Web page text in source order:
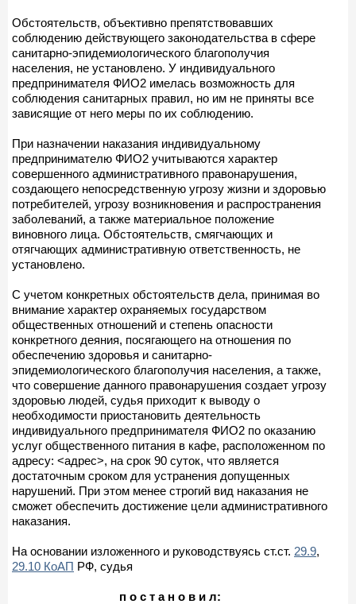
Обстоятельств, объективно препятствовавших
соблюдению действующего законодательства в сфере
санитарно-эпидемиологического благополучия
населения, не установлено. У индивидуального
предпринимателя ФИО2 имелась возможность для
соблюдения санитарных правил, но им не приняты все
зависящие от него меры по их соблюдению.
При назначении наказания индивидуальному
предпринимателю ФИО2 учитываются характер
совершенного административного правонарушения,
создающего непосредственную угрозу жизни и здоровью
потребителей, угрозу возникновения и распространения
заболеваний, а также материальное положение
виновного лица. Обстоятельств, смягчающих и
отягчающих административную ответственность, не
установлено.
С учетом конкретных обстоятельств дела, принимая во
внимание характер охраняемых государством
общественных отношений и степень опасности
конкретного деяния, посягающего на отношения по
обеспечению здоровья и санитарно-
эпидемиологического благополучия населения, а также,
что совершение данного правонарушения создает угрозу
здоровью людей, судья приходит к выводу о
необходимости приостановить деятельность
индивидуального предпринимателя ФИО2 по оказанию
услуг общественного питания в кафе, расположенном по
адресу: <адрес>, на срок 90 суток, что является
достаточным сроком для устранения допущенных
нарушений. При этом менее строгий вид наказания не
сможет обеспечить достижение цели административного
наказания.
На основании изложенного и руководствуясь ст.ст. 29.9,
29.10 КоАП РФ, судья
п о с т а н о в и л: